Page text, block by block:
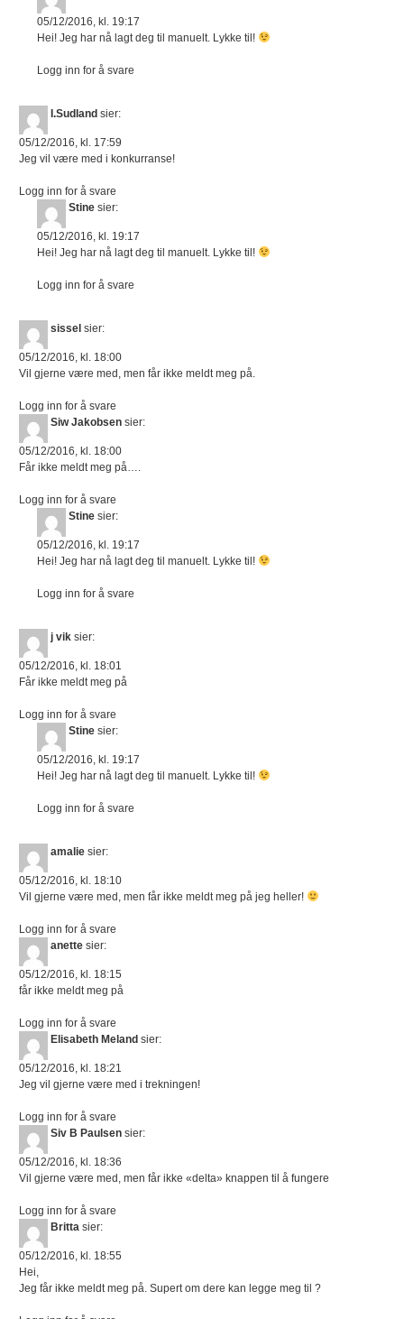
05/12/2016, kl. 19:17
Hei! Jeg har nå lagt deg til manuelt. Lykke til!
Logg inn for å svare
I.Sudland sier:
05/12/2016, kl. 17:59
Jeg vil være med i konkurranse!
Logg inn for å svare
Stine sier:
05/12/2016, kl. 19:17
Hei! Jeg har nå lagt deg til manuelt. Lykke til!
Logg inn for å svare
sissel sier:
05/12/2016, kl. 18:00
Vil gjerne være med, men får ikke meldt meg på.
Logg inn for å svare
Siw Jakobsen sier:
05/12/2016, kl. 18:00
Får ikke meldt meg på….
Logg inn for å svare
Stine sier:
05/12/2016, kl. 19:17
Hei! Jeg har nå lagt deg til manuelt. Lykke til!
Logg inn for å svare
j vik sier:
05/12/2016, kl. 18:01
Får ikke meldt meg på
Logg inn for å svare
Stine sier:
05/12/2016, kl. 19:17
Hei! Jeg har nå lagt deg til manuelt. Lykke til!
Logg inn for å svare
amalie sier:
05/12/2016, kl. 18:10
Vil gjerne være med, men får ikke meldt meg på jeg heller!
Logg inn for å svare
anette sier:
05/12/2016, kl. 18:15
får ikke meldt meg på
Logg inn for å svare
Elisabeth Meland sier:
05/12/2016, kl. 18:21
Jeg vil gjerne være med i trekningen!
Logg inn for å svare
Siv B Paulsen sier:
05/12/2016, kl. 18:36
Vil gjerne være med, men får ikke «delta» knappen til å fungere
Logg inn for å svare
Britta sier:
05/12/2016, kl. 18:55
Hei,
Jeg får ikke meldt meg på. Supert om dere kan legge meg til ?